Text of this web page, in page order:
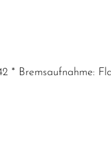
* Bremsaufnahme: